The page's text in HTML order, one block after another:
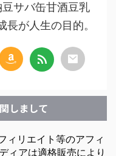
サバ缶甘酒豆乳
が人生の目的。
しまして
ィリエイト等のアフィ
ィアは適格販売により